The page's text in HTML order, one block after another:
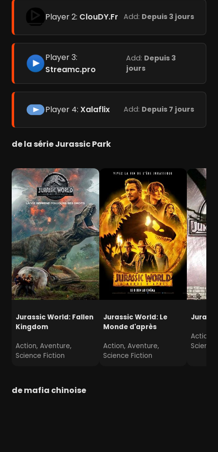
Player 2: ClouDY.Fr Add: Depuis 3 jours
Player 3:
Streamc.pro
Add: Depuis 3
jours
Player 4: Xalaflix Add: Depuis 7 jours
de la série Jurassic Park
Jurassic World: Fallen
Kingdom
Action, Aventure,
Science Fiction
Jurassic World: Le
Monde d'après
Action, Aventure,
Science Fiction
Action,
de mafia chinoise